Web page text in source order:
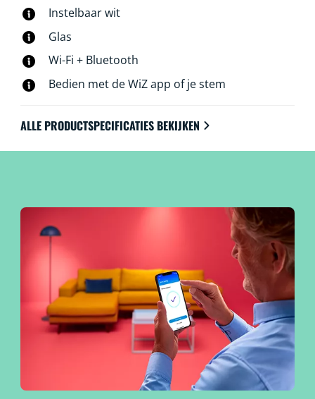
Instelbaar wit
Glas
Wi-Fi + Bluetooth
Bedien met de WiZ app of je stem
ALLE PRODUCTSPECIFICATIES BEKIJKEN